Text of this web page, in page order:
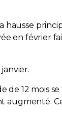
hausse
en février
de 12 mois
augmenté.